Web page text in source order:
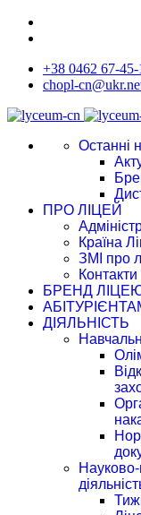
+38 0462 67-45-
chopl-
Останні
ПРО ЛІЦЕЙ
Країна
ЗМІ про
Контакти
БРЕНД
ДІЯЛЬНІСТЬ